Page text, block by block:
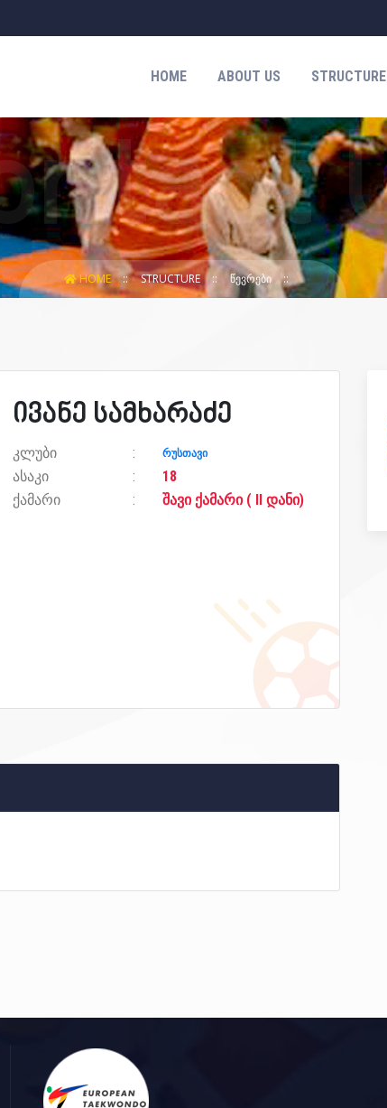
HOME ABOUT US STRUCTURE
HOME STRUCTURE ᲬᲔᲕᲠᲔᲑᲘ
ივანე სამხარაძე
კლუბი რუსთავი
ასაკი
18
ქამარი
შავი ქამარი ( II დანი)